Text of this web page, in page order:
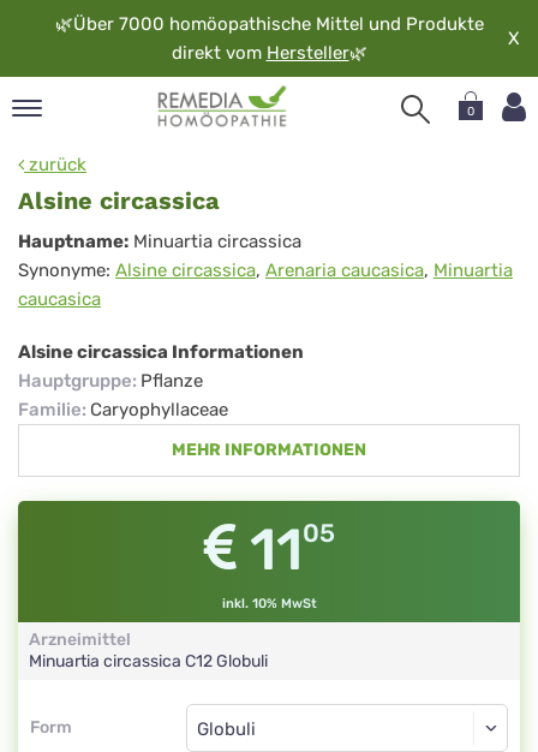
🌿Über 7000 homöopathische Mittel und Produkte
direkt vom Hersteller🌿
X
0
zurück
Alsine circassica
Alsine
circassica
Hauptname: Minuartia circassica
Synonyme: Alsine circassica, Arenaria caucasica, Minuartia
caucasica
Alsine circassica Informationen
Hauptgruppe: Pflanze
Familie: Caryophyllaceae
MEHR INFORMATIONEN
1105
inkl. 10% MwSt
Arzneimittel
Minuartia circassica C12Globuli
Form
Form